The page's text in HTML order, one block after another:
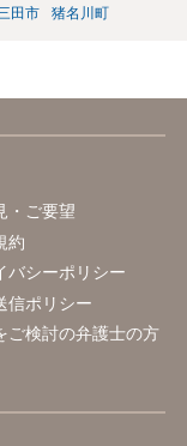
無断転載の件数は多
や具体的な請求に動
なければならない事
る画像転載等は、適
控えた方が安全かと
田市 猪名川町
・ご要望
約
バシーポリシー
信ポリシー
ご検討の弁護士の方